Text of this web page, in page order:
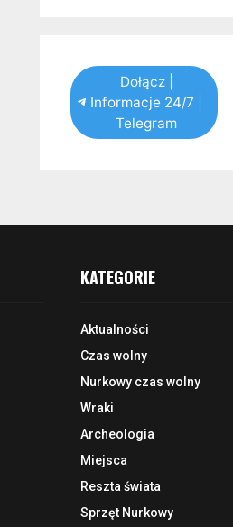
Dołącz |
Informacje 24/7 |
Telegram
KATEGORIE
Aktualności
Czas wolny
Nurkowy czas wolny
Wraki
Archeologia
Miejsca
Reszta świata
Sprzęt Nurkowy